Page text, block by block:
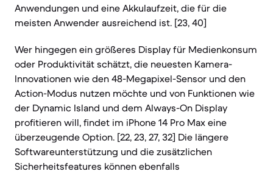
Anwendungen und eine Akkulaufzeit, die für die
meisten Anwender ausreichend ist. [23, 40]
Wer hingegen ein größeres Display für Medienkonsum
oder Produktivität schätzt, die neuesten Kamera-
Innovationen wie den 48-Megapixel-Sensor und den
Action-Modus nutzen möchte und von Funktionen wie
der Dynamic Island und dem Always-On Display
profitieren will, findet im iPhone 14 Pro Max eine
überzeugende Option. [22, 23, 27, 32] Die längere
Softwareunterstützung und die zusätzlichen
Sicherheitsfeatures können ebenfalls